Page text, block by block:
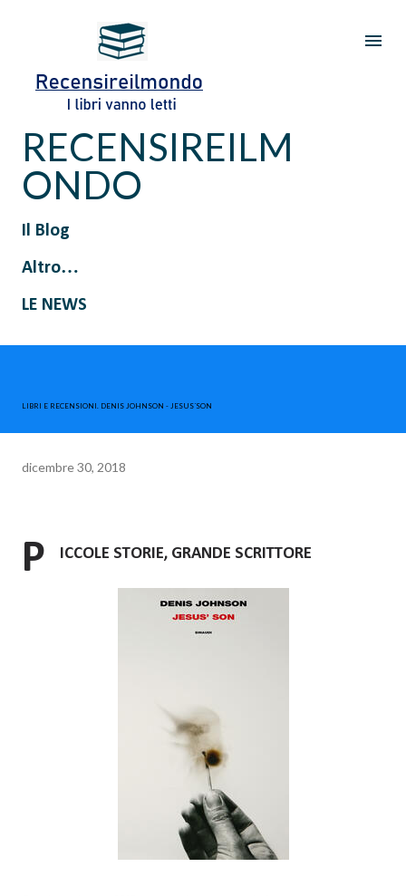
Passa ai contenuti principali
RECENSIREILM
ONDO
Il Blog
Altro…
LE NEWS
LIBRI E RECENSIONI. DENIS JOHNSON - JESUS´SON
dicembre 30, 2018
P ICCOLE STORIE, GRANDE SCRITTORE